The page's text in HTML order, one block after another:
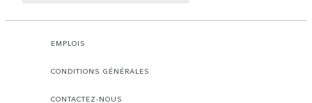
EMPLOIS
CONDITIONS GÉNÉRALES
CONTACTEZ-NOUS